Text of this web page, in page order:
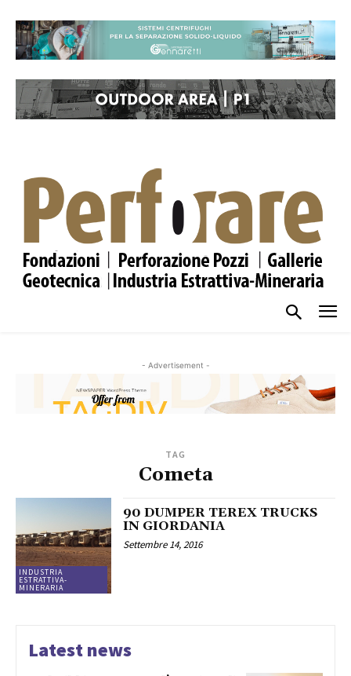
- Advertisement -
TAG
Cometa
INDUSTRIA
ESTRATTIVA-
MINERARIA
90 DUMPER TEREX TRUCKS
IN GIORDANIA
Settembre 14, 2016
Latest news